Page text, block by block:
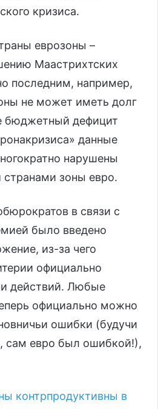
кризиса.
еврозоны –
Маастрихтских
последним, например,
не может иметь долг
бюджетный дефицит
данные
нарушены
странами зоны евро.
в связи с
было введено
из-за чего
официально
действий. Любые
официально можно
ошибки (будучи
сам евро был ошибкой!),
контрпродуктивны в